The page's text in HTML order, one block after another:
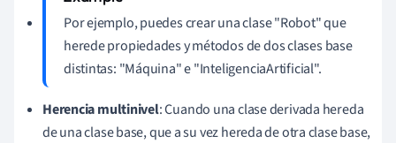
Por ejemplo, puedes crear una clase "Robot" que
herede propiedades y métodos de dos clases base
distintas: "Máquina" e "InteligenciaArtificial".
Herencia multinivel: Cuando una clase derivada hereda
de una clase base, que a su vez hereda de otra clase base,